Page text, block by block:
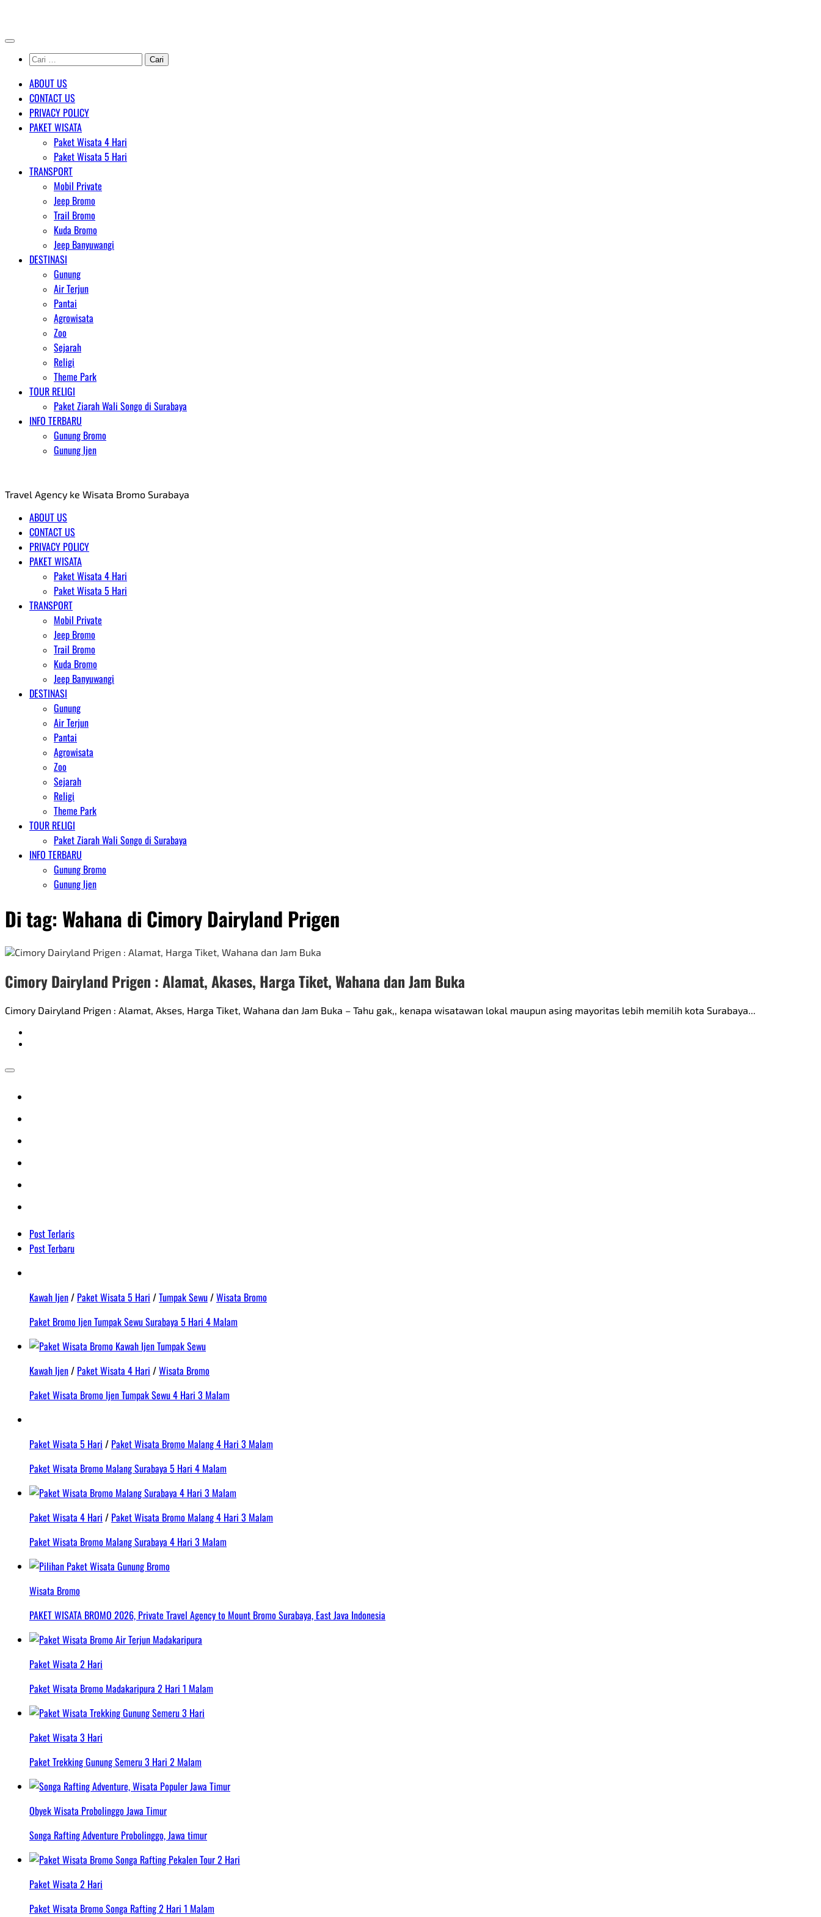
content
Cari
untuk:
ABOUT US
CONTACT US
PRIVACY POLICY
PAKET WISATA
Paket Wisata 4 Hari
Paket Wisata 5 Hari
TRANSPORT
Mobil Private
Jeep Bromo
Trail Bromo
Kuda Bromo
Jeep Banyuwangi
DESTINASI
Gunung
Air Terjun
Pantai
Agrowisata
Zoo
Sejarah
Religi
Theme Park
TOUR RELIGI
Paket Ziarah Wali Songo di Surabaya
INFO TERBARU
Gunung Bromo
Gunung Ijen
Travel Agency ke Wisata Bromo Surabaya
ABOUT US
CONTACT US
PRIVACY POLICY
PAKET WISATA
Paket Wisata 4 Hari
Paket Wisata 5 Hari
TRANSPORT
Mobil Private
Jeep Bromo
Trail Bromo
Kuda Bromo
Jeep Banyuwangi
DESTINASI
Gunung
Air Terjun
Pantai
Agrowisata
Zoo
Sejarah
Religi
Theme Park
TOUR RELIGI
Paket Ziarah Wali Songo di Surabaya
INFO TERBARU
Gunung Bromo
Gunung Ijen
Di tag: Wahana di Cimory Dairyland Prigen
Cimory Dairyland Prigen : Alamat, Akases, Harga Tiket, Wahana dan Jam Buka
Cimory Dairyland Prigen : Alamat, Akses, Harga Tiket, Wahana dan Jam Buka – Tahu gak,, kenapa wisatawan lokal maupun asing mayoritas lebih memilih kota Surabaya...
Post Terlaris
Post Terbaru
Kawah Ijen/ Paket Wisata 5 Hari /Tumpak Sewu/Wisata Bromo
Paket Bromo Ijen Tumpak Sewu Surabaya 5 Hari 4 Malam
Kawah Ijen/ Paket Wisata 4 Hari /Wisata Bromo
Paket Wisata Bromo Ijen Tumpak Sewu 4 Hari 3 Malam
Paket Wisata 5 Hari / Paket Wisata Bromo Malang 4 Hari 3 Malam
Paket Wisata Bromo Malang Surabaya 5 Hari 4 Malam
Paket Wisata 4 Hari / Paket Wisata Bromo Malang 4 Hari 3 Malam
Paket Wisata Bromo Malang Surabaya 4 Hari 3 Malam
Wisata Bromo
PAKET WISATA BROMO 2026, Private Travel Agency to Mount Bromo Surabaya, East Java Indonesia
Paket Wisata 2 Hari
Paket Wisata Bromo Madakaripura 2 Hari 1 Malam
Paket Wisata 3 Hari
Paket Trekking Gunung Semeru 3 Hari 2 Malam
Obyek Wisata Probolinggo Jawa Timur
Songa Rafting Adventure Probolinggo, Jawa timur
Paket Wisata 2 Hari
Paket Wisata Bromo Songa Rafting 2 Hari 1 Malam